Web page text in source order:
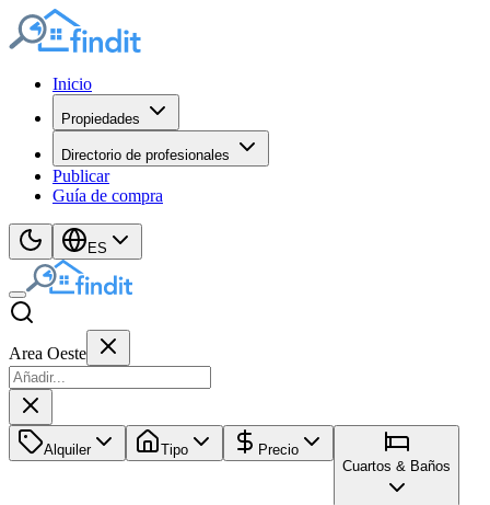
Inicio
Propiedades
Directorio de profesionales
Publicar
Guía de compra
ES
Area Oeste
Alquiler Tipo
Precio
Cuartos & Baños